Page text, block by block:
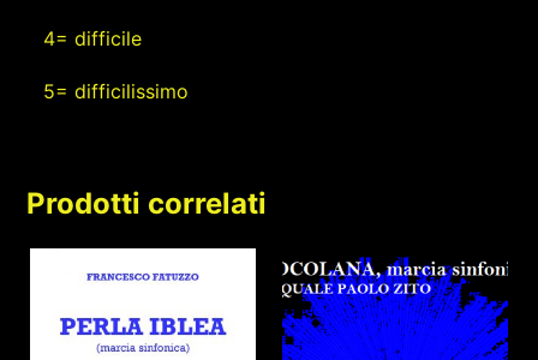
4= difficile
5= difficilissimo
Prodotti correlati